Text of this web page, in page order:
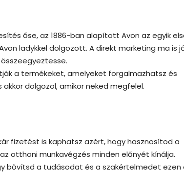
őse, az 1886-ban alapított Avon az egyik
ladykkel dolgozott. A direkt marketing ma is
a termékeket, amelyeket forgalmazhatsz és
dolgozol, amikor neked megfelel.
fizetést is kaphatsz azért, hogy hasznosítod a
otthoni munkavégzés minden előnyét kínálja.
bővítsd a tudásodat és a szakértelmedet ezen